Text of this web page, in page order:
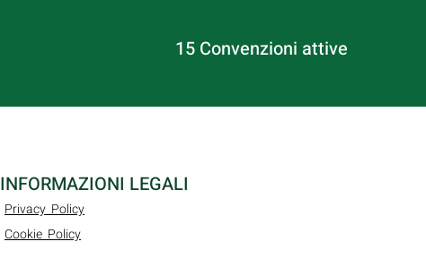
15 Convenzioni attive
INFORMAZIONI LEGALI
Privacy Policy
Cookie Policy